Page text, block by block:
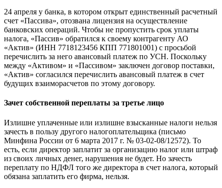
24 апреля у банка, в котором открыт единственный расчетный
счет «Пассива», отозвана лицензия на осуществление
банковских операций. Чтобы не пропустить срок уплаты
налога, «Пассив» обратился к своему контрагенту АО
«Актив» (ИНН 7718123456 КПП 771801001) с просьбой
перечислить за него авансовый платеж по УСН. Поскольку
между «Активом» и «Пассивом» заключен договор поставки,
«Актив» согласился перечислить авансовый платеж в счет
будущих взаиморасчетов по этому договору.
Зачет собственной переплаты за третье лицо
Излишне уплаченные или излишне взысканные налоги нельзя
зачесть в пользу другого налогоплательщика (письмо
Минфина России от 6 марта 2017 г. № 03-02-08/12572). То
есть, если директор заплатит за организацию налог или штраф
из своих личных денег, нарушения не будет. Но зачесть
переплату по НДФЛ того же директора в счет налога, который
обязана заплатить его фирма, нельзя.